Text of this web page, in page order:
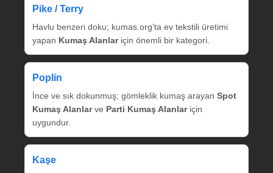
Pike / Terry
Havlu benzeri doku; kumas.org’ta ev tekstili üretimi
yapan Kumaş Alanlariçin önemli bir kategori.
Poplin
İnce ve sık dokunmuş; gömleklik kumaş arayan Spot
Kumaş Alanlarve Parti Kumaş Alanlariçin
uygundur.
Kaşe